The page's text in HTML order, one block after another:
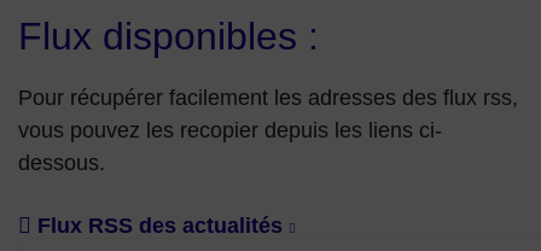
Flux disponibles :
Pour récupérer facilement les adresses des flux rss,
vous pouvez les recopier depuis les liens ci-
dessous.
Flux RSS des actualités